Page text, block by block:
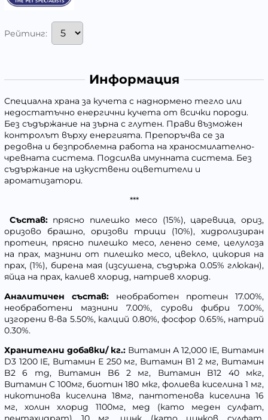
Рейтинг:
Информация
Специална храна за кучета с наднормено тегло или
недостатъчно енергични кучета от всички породи.
Без съдържание на зърна с глутен. Прави възможен
контролът върху енергията. Препоръчва се за
редовна и безпроблемна работа на храносмилателно-
чревната система. Подсилва имунната система. Без
съдържание на изкуствени оцветители и
ароматизатори.
***
Състав:прясно пилешко месо (15%), царевица, ориз,
оризово брашно, оризови трици (10%), хидролизиран
протеин, прясно пилешко месо, ленено семе, целулоза
на прах, мазнини от пилешко месо, цвекло, цикория на
прах, (1%), бирена мая (изсушена, съдържа 0.05% глюкан),
яйца на прах, калиев хлорид, натриев хлорид.
Аналитичен състав: необработен протеин 17.00%,
необработени мазнини 7.00%, сурови фибри 7.00%,
изгорени в-ва 5.50%, калций 0.80%, фосфор 0.65%, натрий
0.30%.
Хранителни добавки/ кг.: Витамин А 12,000 IЕ, Витамин
D3 1200 IЕ, Витамин Е 250 мг, Витамин B1 2 мг, Витамин
B2 6 mg, Витамин B6 2 мг, Витамин B12 40 мкг,
Витамин C 100мг, биотин 180 мкг, фолиева киселина 1 мг,
никотинова киселина 18мг, пантотенова киселина 16
мг, холин хлорид 1100мг, мед (като меден сулфат,